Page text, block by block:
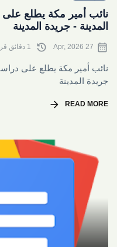
نائب أمير مكة يطلع
المدينة - جريدة المدينة
calendar_month
27 Apr, 2026
history
نائب أمير مكة يطلع على
جريدة المدينة
READ MORE
arrow_forward